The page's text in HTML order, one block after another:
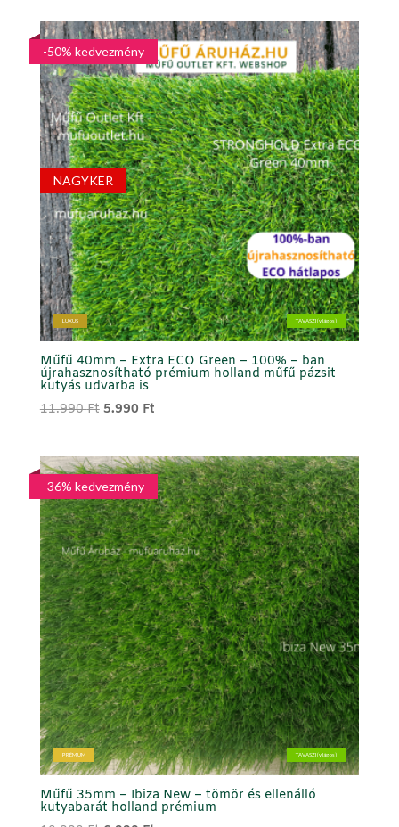
9.900 Ft.5.990 Ft.
NAGYKER
LUXUS TAVASZI (világos)
-50% kedvezmény
Műfű 40mm – Extra ECO Green – 100% – ban
újrahasznosítható prémium holland műfű pázsit
kutyás udvarba is
11.990Ft Original
11.990 Ft.
5.990 FtCurrent
5.990 Ft.
PRÉMIUM TAVASZI (világos)
-36% kedvezmény
Műfű 35mm – Ibiza New – tömör és ellenálló
kutyabarát holland prémium